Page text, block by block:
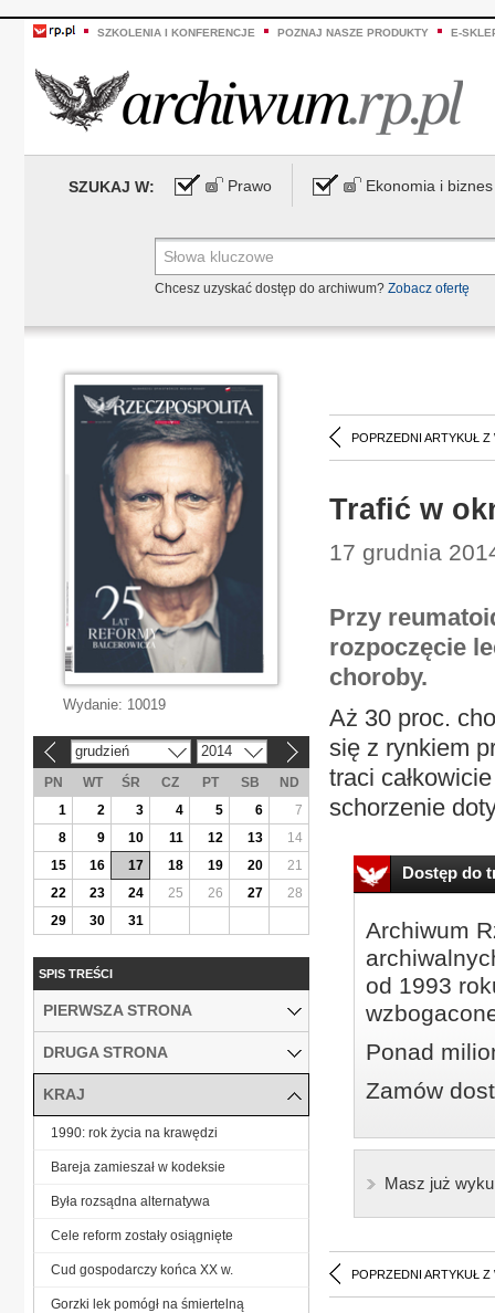
SZKOLENIA I KONFERENCJE POZNAJ NASZE PRODUKTY E-
SZUKAJ W: Prawo Ekonomia i biznes
Chcesz uzyskać dostęp do archiwum? Zobacz ofertę
POPRZEDNI ARTYKUŁ Z
Trafić w
17 grudnia
Przy
rozpoczęcie
choroby.
Aż 30 proc.
się z rynkiem
traci
schorzenie
Dostęp do
Archiwum
od 1993
Ponad
Zamów
Masz już
POPRZEDNI ARTYKUŁ Z
Wydanie: 10019
grudzień 2014
PN WT ŚR CZ PT SB
ND
1
2 3 4 5 6
7
8
9 10 11 12 13
14
15
16 17 18 19 20
21
22
23 24 25 26 27
28
29
30 31
SPIS TREŚCI
PIERWSZA STRONA
DRUGA STRONA
KRAJ
1990: rok życia na krawędzi
Bareja zamieszał w kodeksie
Była rozsądna alternatywa
Cele reform zostały osiągnięte
Cud gospodarczy końca XX w.
Gorzki lek pomógł na śmiertelną